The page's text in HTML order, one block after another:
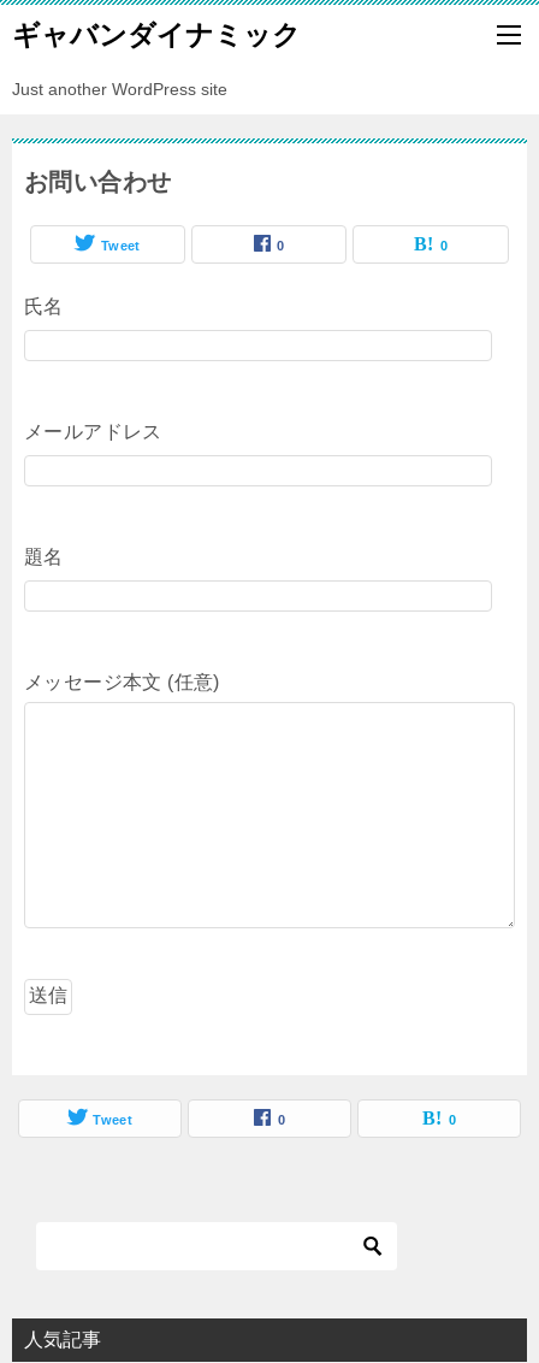
ギャバンダイナミック
Just another WordPress site
お問い合わせ
Tweet 0 0
氏名
メールアドレス
題名
メッセージ本文 (任意)
Tweet 0 0
人気記事